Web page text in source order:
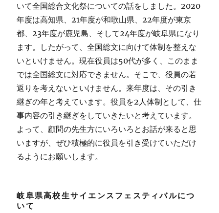
いて全国総合文化祭についての話をしました。2020
年度は高知県、21年度が和歌山県、22年度が東京
都、23年度が鹿児島、そして24年度が岐阜県になり
ます。したがって、全国総文に向けて体制を整えな
いといけません。現在役員は50代が多く、このまま
では全国総文に対応できません。そこで、役員の若
返りを考えないといけません。来年度は、その引き
継ぎの年と考えています。役員を2人体制として、仕
事内容の引き継ぎをしていきたいと考えています。
よって、顧問の先生方にいろいろとお話が来ると思
いますが、ぜひ積極的に役員を引き受けていただけ
るようにお願いします。
岐阜県高校生サイエンスフェスティバルにつ
いて